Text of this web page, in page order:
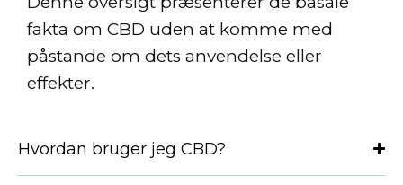
fakta om CBD uden at komme med
påstande om dets anvendelse eller
effekter.
Hvordan bruger jeg CBD?